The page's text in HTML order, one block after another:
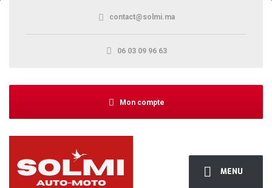
MENU
contact@solmi.ma
06 03 09 96 63
Mon compte